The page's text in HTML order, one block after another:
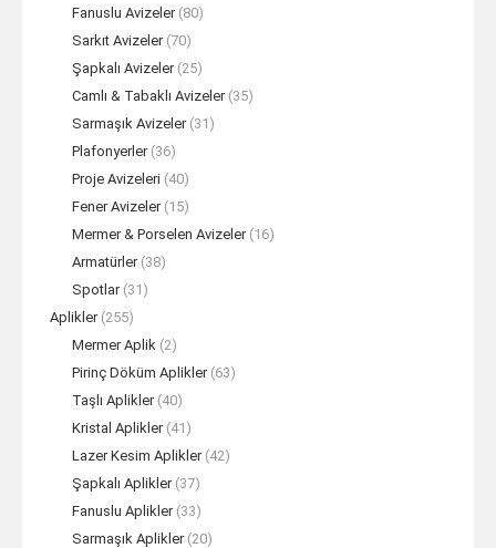
Fanuslu Avizeler (80)
Sarkıt Avizeler (70)
Şapkalı Avizeler (25)
Camlı & Tabaklı Avizeler (35)
Sarmaşık Avizeler (31)
Plafonyerler (36)
Proje Avizeleri (40)
Fener Avizeler (15)
Mermer & Porselen Avizeler (16)
Armatürler (38)
Spotlar (31)
Aplikler (255)
Mermer Aplik (2)
Pirinç Döküm Aplikler (63)
Taşlı Aplikler (40)
Kristal Aplikler (41)
Lazer Kesim Aplikler (42)
Şapkalı Aplikler (37)
Fanuslu Aplikler (33)
Sarmaşık Aplikler (20)